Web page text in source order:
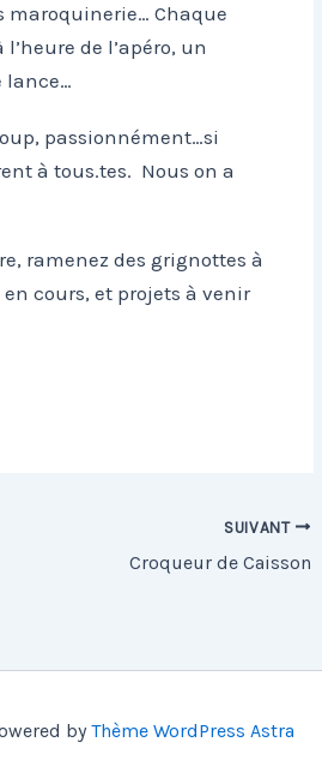
maroquinerie… Chaque
de l’apéro, un
lance…
passionnément…si
à tous.tes. Nous on a
ramenez des grignottes à
cours, et projets à venir
SUIVANT
Croqueur de Caisson
byThème WordPress Astra